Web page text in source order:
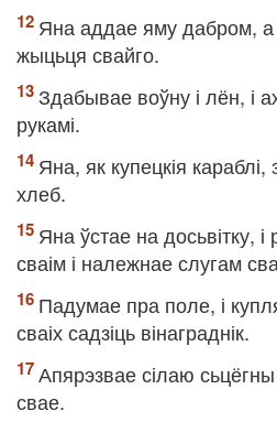
Яна аддае яму дабром, а
жыцьця свайго.
Здабывае воўну і лён, і
рукамі.
Яна, як купецкія
хлеб.
Яна ўстае на досьвітку,
сваім і належнае слугам
Падумае пра поле, і
сваіх садзіць вінаграднік.
Апярэзвае сілаю
свае.